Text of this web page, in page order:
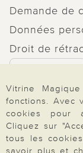
Demande de
Données
Droit de
Paiement
Vitrine
fonctions. Avec
cookies pour
Cliquez sur
tous les
savoir plus et